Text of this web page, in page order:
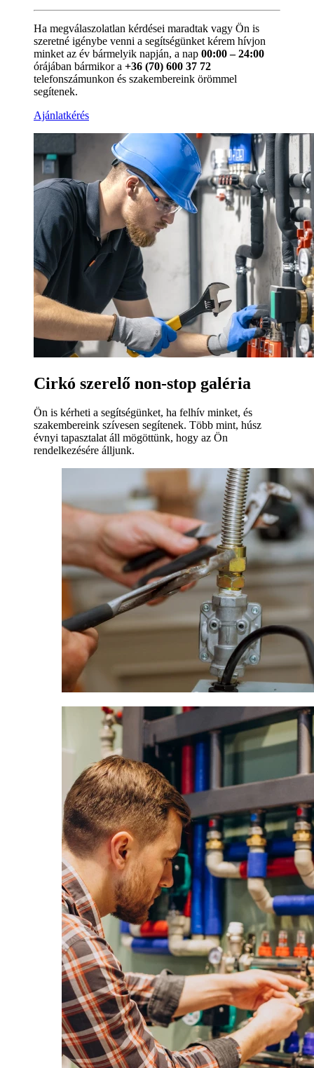
Ha megválaszolatlan kérdései maradtak vagy Ön is
szeretné igénybe venni a segítségünket kérem hívjon
minket az év bármelyik napján, a nap 00:00 – 24:00
órájában bármikor a +36 (70) 600 37 72
telefonszámunkon és szakembereink örömmel
segítenek.
Ajánlatkérés
Cirkó szerelő non-stop galéria
Ön is kérheti a segítségünket, ha felhív minket, és
szakembereink szívesen segítenek. Több mint, húsz
évnyi tapasztalat áll mögöttünk, hogy az Ön
rendelkezésére álljunk.